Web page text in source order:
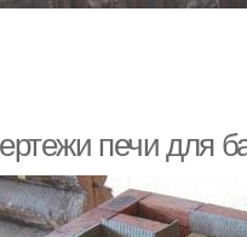
печи для